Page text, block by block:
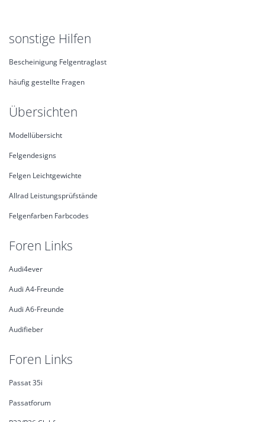
sonstige Hilfen
Bescheinigung Felgentraglast
häufig gestellte Fragen
Übersichten
Modellübersicht
Felgendesigns
Felgen Leichtgewichte
Allrad Leistungsprüfstände
Felgenfarben Farbcodes
Foren Links
Audi4ever
Audi A4-Freunde
Audi A6-Freunde
Audifieber
Foren Links
Passat 35i
Passatforum